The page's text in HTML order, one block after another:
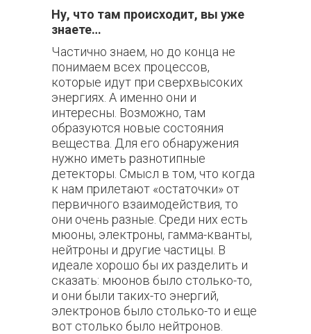
Ну, что там происходит, вы уже
знаете…
Частично знаем, но до конца не
понимаем всех процессов,
которые идут при сверхвысоких
энергиях. А именно они и
интересны. Возможно, там
образуются новые состояния
вещества. Для его обнаружения
нужно иметь разнотипные
детекторы. Смысл в том, что когда
к нам прилетают «остаточки» от
первичного взаимодействия, то
они очень разные. Среди них есть
мюоны, электроны, гамма-кванты,
нейтроны и другие частицы. В
идеале хорошо бы их разделить и
сказать: мюонов было столько-то,
и они были таких-то энергий,
электронов было столько-то и еще
вот столько было нейтронов.